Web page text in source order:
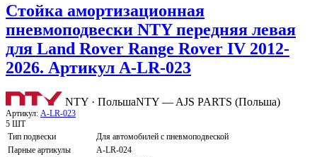
Стойка амортизационная
пневмоподвески NTY передняя левая
для Land Rover Range Rover IV 2012-
2026. Артикул A-LR-023
NTY · ПольшаNTY — AJS PARTS (Польша)
Артикул: A-LR-023
5 ШТ
Тип подвески
Для автомобилей с пневмоподвеской
Парные артикулы
A-LR-024